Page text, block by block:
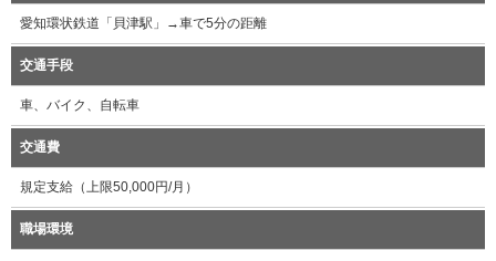
愛知環状鉄道「貝津駅」→車で5分の距離
交通手段
車、バイク、自転車
交通費
規定支給（上限50,000円/月）
職場環境